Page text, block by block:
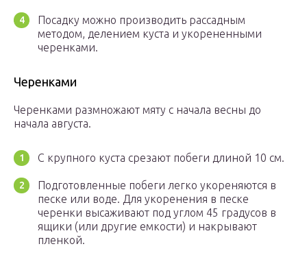
Посадку можно производить рассадным
методом, делением куста и укорененными
черенками.
Черенками
Черенками размножают мяту с начала весны до
начала августа.
С крупного куста срезают побеги длиной 10 см.
Подготовленные побеги легко укореняются в
песке или воде. Для укоренения в песке
черенки высаживают под углом 45 градусов в
ящики (или другие емкости) и накрывают
пленкой.